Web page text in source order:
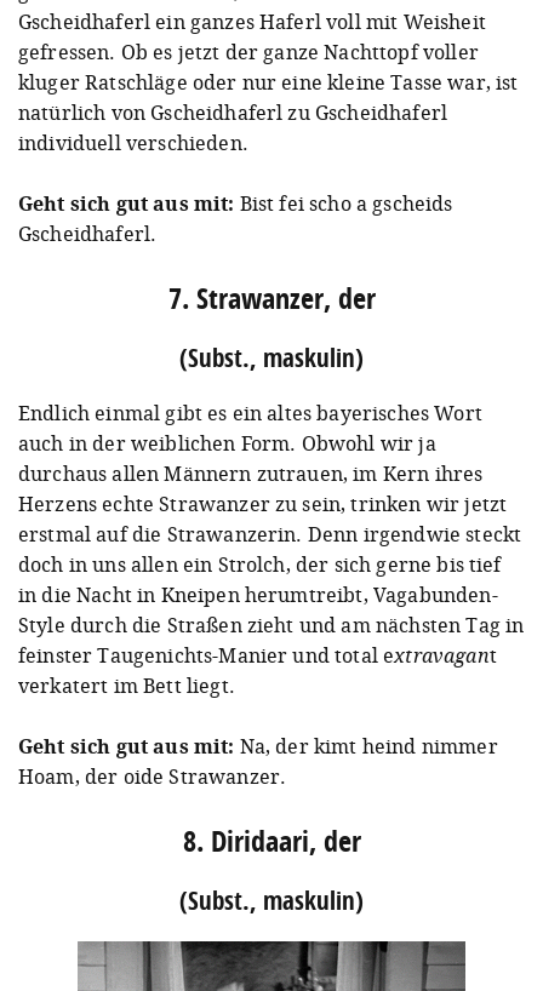
Gscheidhaferl ein ganzes Haferl voll mit Weisheit
gefressen. Ob es jetzt der ganze Nachttopf voller
kluger Ratschläge oder nur eine kleine Tasse war, ist
natürlich von Gscheidhaferl zu Gscheidhaferl
individuell verschieden.
Geht sich gut aus mit: Bist fei scho a gscheids
Gscheidhaferl.
7. Strawanzer, der
(Subst., maskulin)
Endlich einmal gibt es ein altes bayerisches Wort
auch in der weiblichen Form. Obwohl wir ja
durchaus allen Männern zutrauen, im Kern ihres
Herzens echte Strawanzer zu sein, trinken wir jetzt
erstmal auf die Strawanzerin. Denn irgendwie steckt
doch in uns allen ein Strolch, der sich gerne bis tief
in die Nacht in Kneipen herumtreibt, Vagabunden-
Style durch die Straßen zieht und am nächsten Tag in
feinster Taugenichts-Manier und total extravagant
verkatert im Bett liegt.
Geht sich gut aus mit: Na, der kimt heind nimmer
Hoam, der oide Strawanzer.
8. Diridaari, der
(Subst., maskulin)